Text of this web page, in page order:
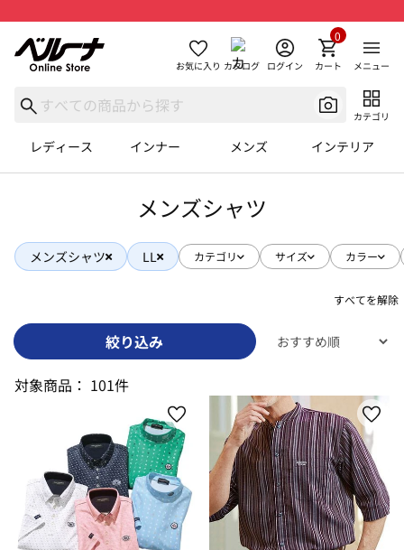
お気に入り カタログ ログイン カート
0
メニュー
カテゴリ
レディース インナー メンズ インテリア
メンズシャツ
メンズシャツ LL カテゴリ サイズ カラー
すべてを解除
絞り込み
対象商品： 101件